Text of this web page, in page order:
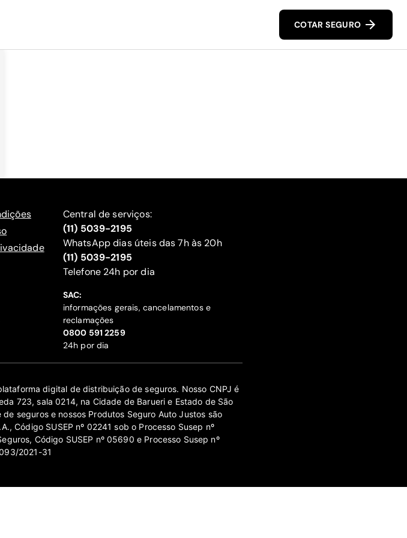
COTAR SEGURO
Central de serviços:
(11) 5039-2195
WhatsApp dias úteis das 7h às 20h
(11) 5039-2195
‍Telefone 24h por dia
SAC:
informações gerais, cancelamentos e
reclamações
‍0800 591 2259
24h por dia
digital de distribuição de seguros. Nosso CNPJ é
723, sala 0214, na Cidade de Barueri e Estado de São
seguros e nossos Produtos Seguro Auto Justos são
Código SUSEP nº 02241 sob o Processo Susep nº
Código SUSEP nº 05690 e Processo Susep nº
2021-31